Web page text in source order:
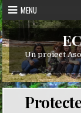
Skip
to
content
MENU
Un proiect